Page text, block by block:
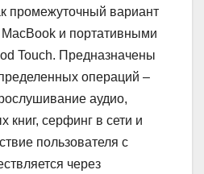
промежуточный вариант
и портативными
Touch. Предназначены
операций –
аудио,
книг, серфинг в сети и
пользователя с
через